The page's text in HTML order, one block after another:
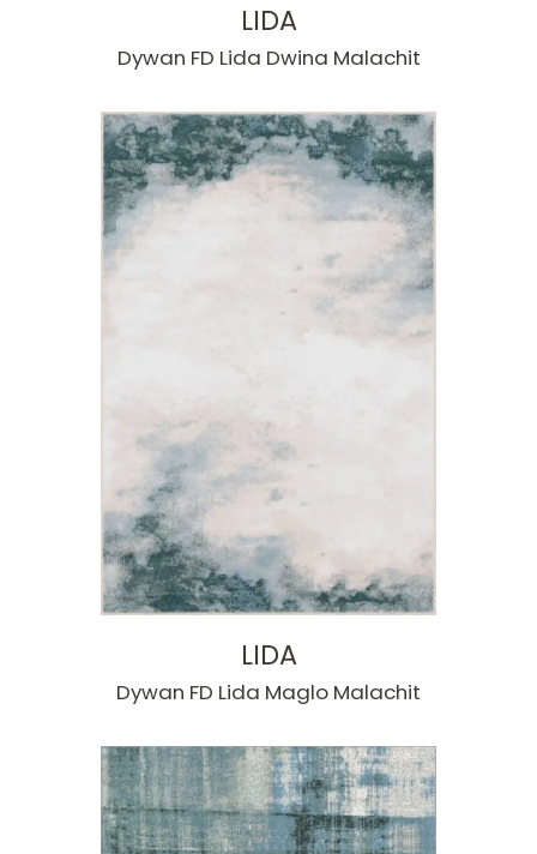
LIDA
Dywan FD Lida Dwina Malachit
LIDA
Dywan FD Lida Maglo Malachit